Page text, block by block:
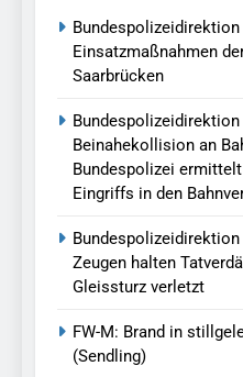
Einsatzmaßnahmen
Saarbrücken
Bundespolizeidirektion
Beinahekollision an
Bundespolizei
Eingriffs in den
Zeugen halten
Gleissturz verletzt
FW-M: Brand in
(Sendling)